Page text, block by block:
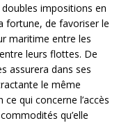
impositions en
fortune, de favoriser le
maritime entre les
leurs flottes. De
assurera dans ses
le même
qui concerne l’accès
qu’elle